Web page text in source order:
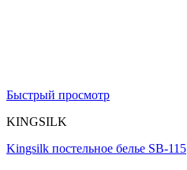
Быстрый просмотр
KINGSILK
Kingsilk постельное белье SB-115